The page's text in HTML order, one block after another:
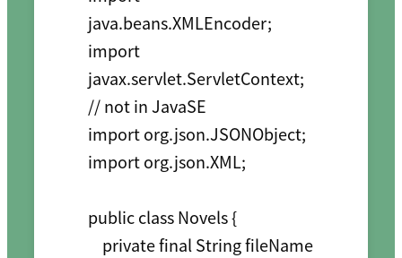
java.beans.XMLEncoder;
import
javax.servlet.ServletContext;
// not in JavaSE
import org.json.JSONObject;
import org.json.XML;
public class Novels {
    private final String fileName